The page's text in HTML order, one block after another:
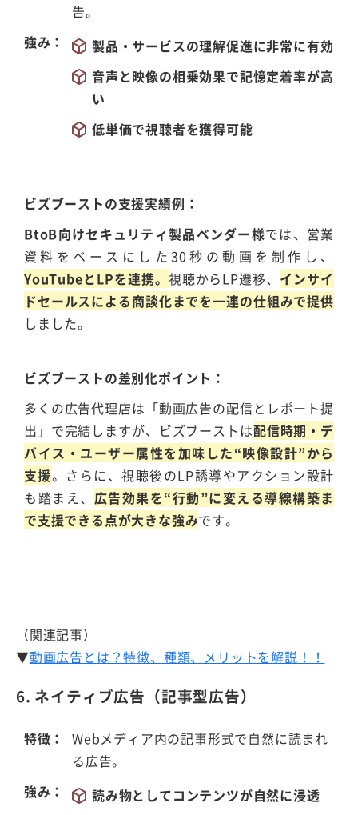
告。
強み
製品・サービスの理解促進に非常に有効
音声と映像の相乗効果で記憶定着率が高
い
低単価で視聴者を獲得可能
ビズブーストの支援実績例
BtoB向けセキュリティ製品ベンダー様では、営業
資料をベースにした30秒の動画を制作し、
YouTubeとLPを連携。 視聴からLP遷移、 インサイ
ドセールスによる商談化までを一連の仕組みで提供
しました。
ビズブーストの差別化ポイント
多くの広告代理店は「動画広告の配信とレポート提
出」で完結しますが、ビズブーストは配信時期・デ
バイス・ユーザー属性を加味した“映像設計”から
支援。さらに、視聴後のLP誘導やアクション設計
も踏まえ、 広告効果を“行動”に変える導線構築ま
で支援できる点が大きな強みです。
（関連記事）
▼動画広告とは？特徴、種類、メリットを解説！！
6. ネイティブ広告（記事型広告）
特徴
Webメディア内の記事形式で自然に読まれ
る広告。
強み
読み物としてコンテンツが自然に浸透